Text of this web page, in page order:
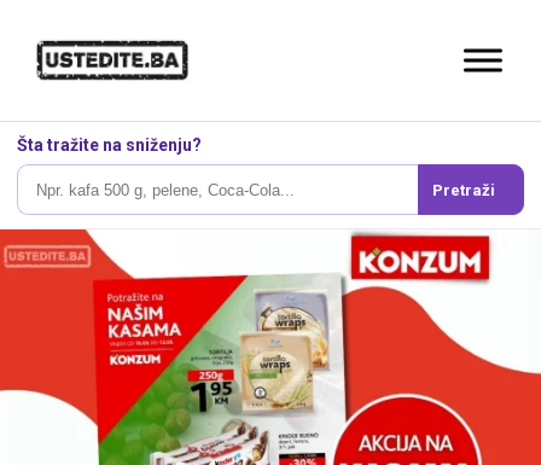
Šta tražite na sniženju?
Pretraži